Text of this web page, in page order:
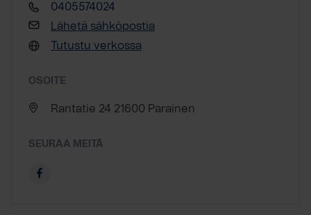
0405574024
Lähetä sähköpostia
Tutustu verkossa
OSOITE
Rantatie 24 21600 Parainen
SEURAA MEITÄ